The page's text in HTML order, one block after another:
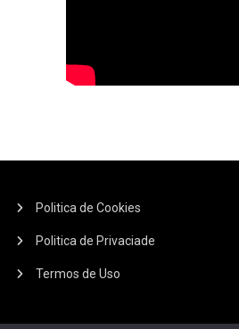
Politica de Cookies
Politica de Privaciade
Termos de Uso